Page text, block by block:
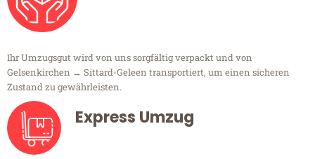
Ihr Umzugsgut wird von uns sorgfältig verpackt und von
Gelsenkirchen → Sittard-Geleen transportiert, um einen sicheren
Zustand zu gewährleisten.
Express Umzug